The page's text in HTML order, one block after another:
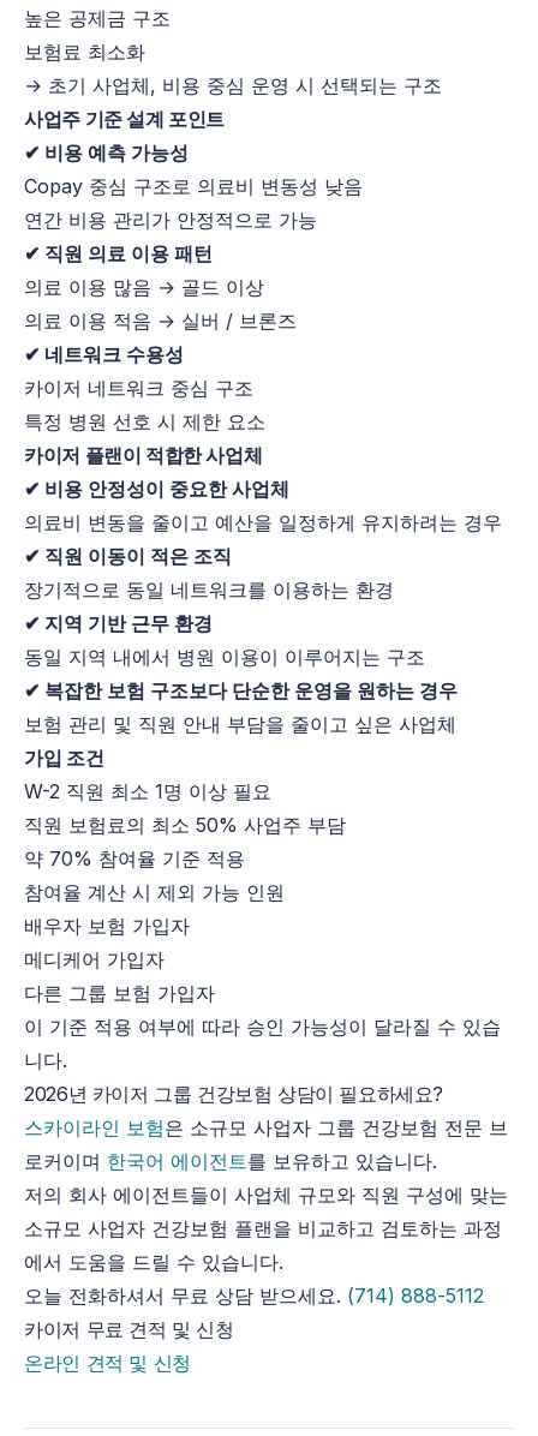
높은 공제금 구조
보험료 최소화
→ 초기 사업체, 비용 중심 운영 시 선택되는 구조
사업주 기준 설계 포인트
✔ 비용 예측 가능성
Copay 중심 구조로 의료비 변동성 낮음
연간 비용 관리가 안정적으로 가능
✔ 직원 의료 이용 패턴
의료 이용 많음 → 골드 이상
의료 이용 적음 → 실버 / 브론즈
✔ 네트워크 수용성
카이저 네트워크 중심 구조
특정 병원 선호 시 제한 요소
카이저 플랜이 적합한 사업체
✔ 비용 안정성이 중요한 사업체
의료비 변동을 줄이고 예산을 일정하게 유지하려는 경우
✔ 직원 이동이 적은 조직
장기적으로 동일 네트워크를 이용하는 환경
✔ 지역 기반 근무 환경
동일 지역 내에서 병원 이용이 이루어지는 구조
✔ 복잡한 보험 구조보다 단순한 운영을 원하는 경우
보험 관리 및 직원 안내 부담을 줄이고 싶은 사업체
가입 조건
W-2 직원 최소 1명 이상 필요
직원 보험료의 최소 50% 사업주 부담
약 70% 참여율 기준 적용
참여율 계산 시 제외 가능 인원
배우자 보험 가입자
메디케어 가입자
다른 그룹 보험 가입자
이 기준 적용 여부에 따라 승인 가능성이 달라질 수 있습
니다.
2026년 카이저 그룹 건강보험 상담이 필요하세요?
스카이라인 보험은 소규모 사업자 그룹 건강보험 전문 브
로커이며 한국어 에이전트를 보유하고 있습니다.
저의 회사 에이전트들이 사업체 규모와 직원 구성에 맞는
소규모 사업자 건강보험 플랜을 비교하고 검토하는 과정
에서 도움을 드릴 수 있습니다.
오늘 전화하셔서 무료 상담 받으세요. (714) 888-5112
카이저 무료 견적 및 신청
온라인 견적 및 신청